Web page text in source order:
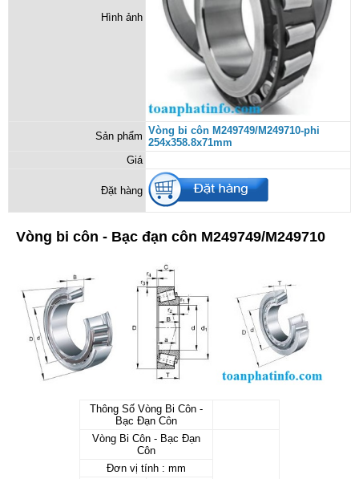
Hình ảnh
Sản phẩm Vòng bi côn M249749/M249710-phi
254x358.8x71mm
Giá
Đặt hàng
Vòng bi côn - Bạc đạn côn M249749/M249710
Thông Số Vòng Bi Côn -
Bạc Đạn Côn
Vòng Bi Côn - Bạc Đạn
Côn
Đơn vị tính : mm